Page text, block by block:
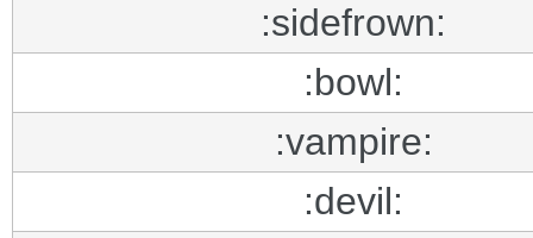
:sidefrown:
:bowl:
:vampire:
:devil: